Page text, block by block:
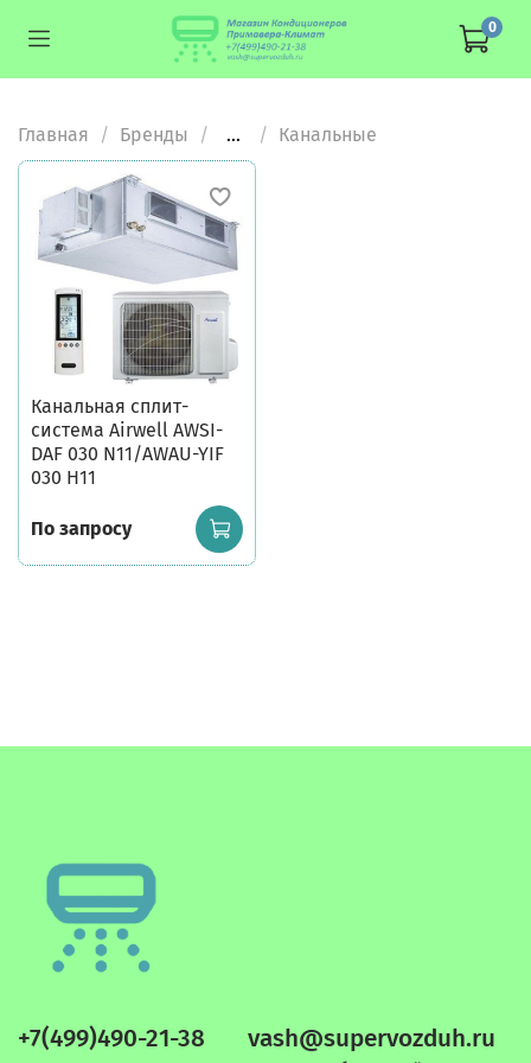
0
Главная Бренды ... Канальные
Канальная сплит-
система Airwell AWSI-
DAF 030 N11/AWAU-YIF
030 H11
По запросу
+7(499)490-21-38 vash@supervozduh.ru